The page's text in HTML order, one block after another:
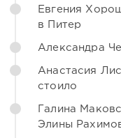
Евгения
в Питер
Александра
Анастасия
стоило
Галина
Элины